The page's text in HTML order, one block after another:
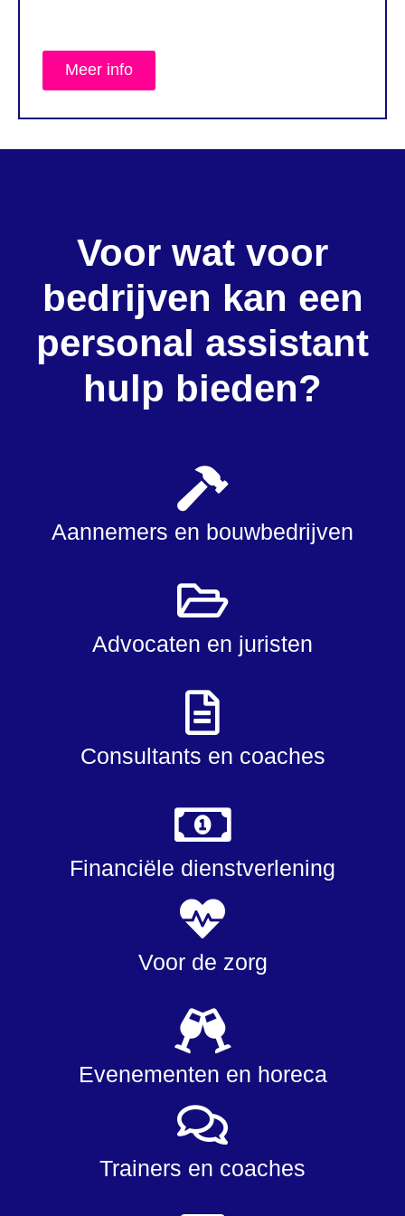
Meer info
Voor wat voor
bedrijven kan een
personal assistant
hulp bieden?
Aannemers en bouwbedrijven
Advocaten en juristen
Consultants en coaches
Financiële dienstverlening
Voor de zorg
Evenementen en horeca
Trainers en coaches